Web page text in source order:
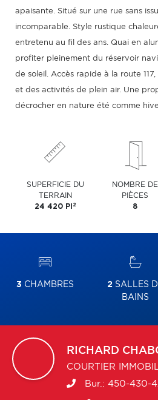
apaisante. Situé sur une rue sans
incomparable. Style rustique
entretenu au fil des ans. Quai en
profiter pleinement du réservoir
de soleil. Accès rapide à la route
et des activités de plein air. Une
décrocher en nature été comme
SUPERFICIE DU
TERRAIN
24 420 PI 2
NOMBRE DE
PIÈCES
8
3 CHAMBRES 2 SALLES
BAINS
RICHARD
COURTIER
Bur.: 450-430-